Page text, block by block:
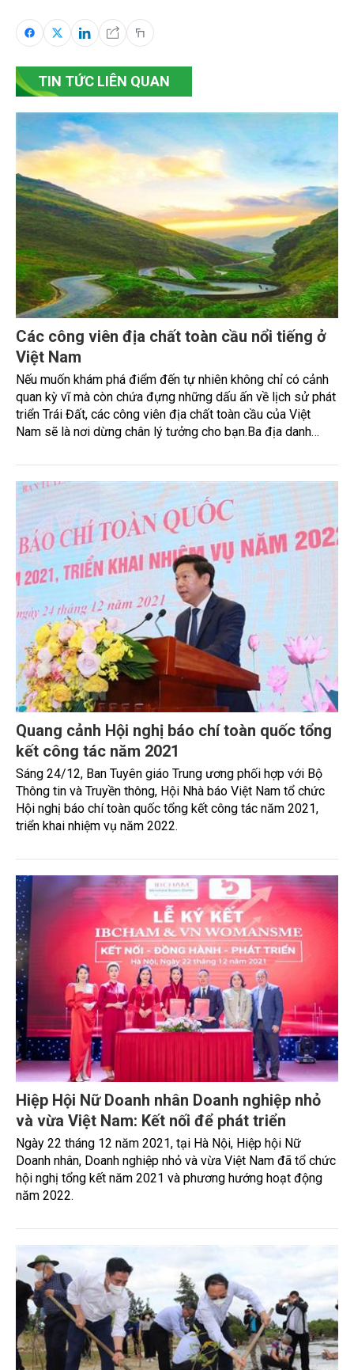
TIN TỨC LIÊN QUAN
Các công viên địa chất toàn cầu nổi tiếng ở
Việt Nam
Nếu muốn khám phá điểm đến tự nhiên không chỉ có cảnh
quan kỳ vĩ mà còn chứa đựng những dấu ấn về lịch sử phát
triển Trái Đất, các công viên địa chất toàn cầu của Việt
Nam sẽ là nơi dừng chân lý tưởng cho bạn.Ba địa danh
toàn cầu cũng chính là các điểm đến hút du khách trong và
ngoài nước check-in.
Quang cảnh Hội nghị báo chí toàn quốc tổng
kết công tác năm 2021
Sáng 24/12, Ban Tuyên giáo Trung ương phối hợp với Bộ
Thông tin và Truyền thông, Hội Nhà báo Việt Nam tổ chức
Hội nghị báo chí toàn quốc tổng kết công tác năm 2021,
triển khai nhiệm vụ năm 2022.
Hiệp Hội Nữ Doanh nhân Doanh nghiệp nhỏ
và vừa Việt Nam: Kết nối để phát triển
Ngày 22 tháng 12 năm 2021, tại Hà Nội, Hiệp hội Nữ
Doanh nhân, Doanh nghiệp nhỏ và vừa Việt Nam đã tổ chức
hội nghị tổng kết năm 2021 và phương hướng hoạt động
năm 2022.